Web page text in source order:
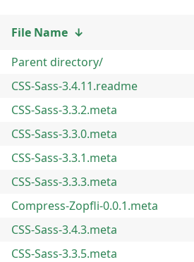
File Name ↓
Parent directory/
CSS-Sass-3.4.11.readme
CSS-Sass-3.3.2.meta
CSS-Sass-3.3.0.meta
CSS-Sass-3.3.1.meta
CSS-Sass-3.3.3.meta
Compress-Zopfli-0.0.1.meta
CSS-Sass-3.4.3.meta
CSS-Sass-3.3.5.meta